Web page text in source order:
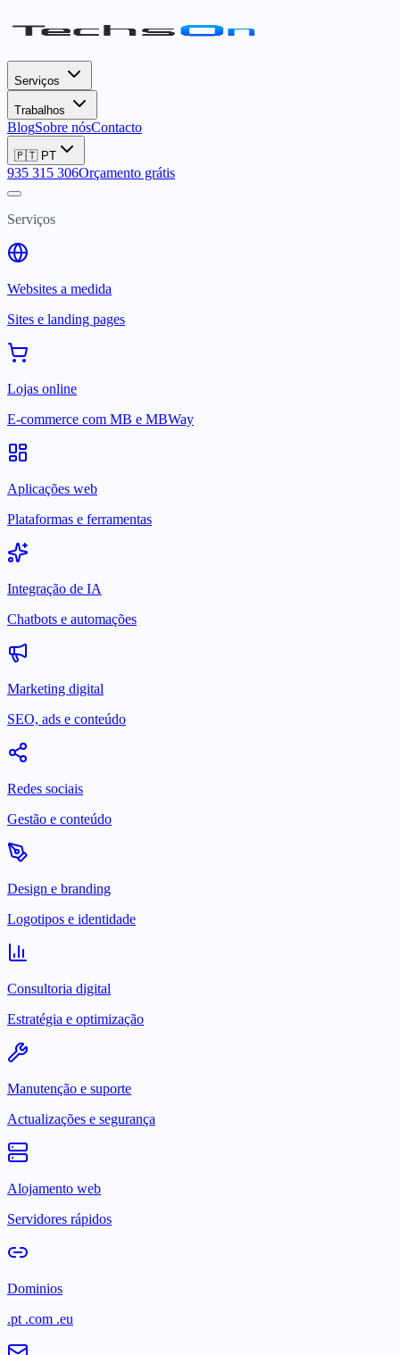
Serviços
Trabalhos
BlogSobre nósContacto
🇵🇹 PT
935 315 306Orçamento grátis
Serviços
Websites a medida
Sites e landing pages
Lojas online
E-commerce com MB e MBWay
Aplicações web
Plataformas e ferramentas
Integração de IA
Chatbots e automações
Marketing digital
SEO, ads e conteúdo
Redes sociais
Gestão e conteúdo
Design e branding
Logotipos e identidade
Consultoria digital
Estratégia e optimização
Manutenção e suporte
Actualizações e segurança
Alojamento web
Servidores rápidos
Dominios
.pt .com .eu